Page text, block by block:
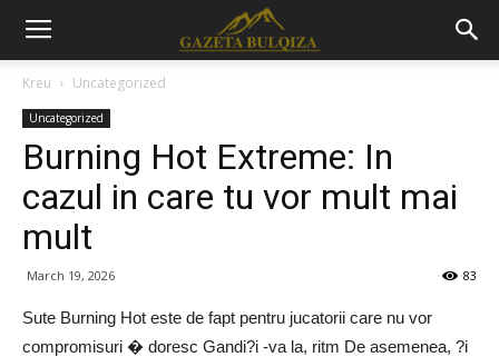
Kreu Uncategorized
Uncategorized
Burning Hot Extreme: In
cazul in care tu vor mult mai
mult
March 19, 2026 83
Sute Burning Hot este de fapt pentru jucatorii care nu vor
compromisuri � doresc Gandi?i -va la, ritm De asemenea, ?i